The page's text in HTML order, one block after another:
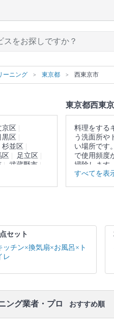
ーニング 東京都 西東京市
京区
黒区
杉並区
区
足立区
武蔵野市
東京都西東
料理をする
う洗面所や
い場所です
で使用頻度
掃除します
かな空間を
▼表示価格
3点セット
キッチン /
になります
すべてを表
セット
ッチン×換気扇×お風呂×ト
レ
ング業者・プロ おすすめ順